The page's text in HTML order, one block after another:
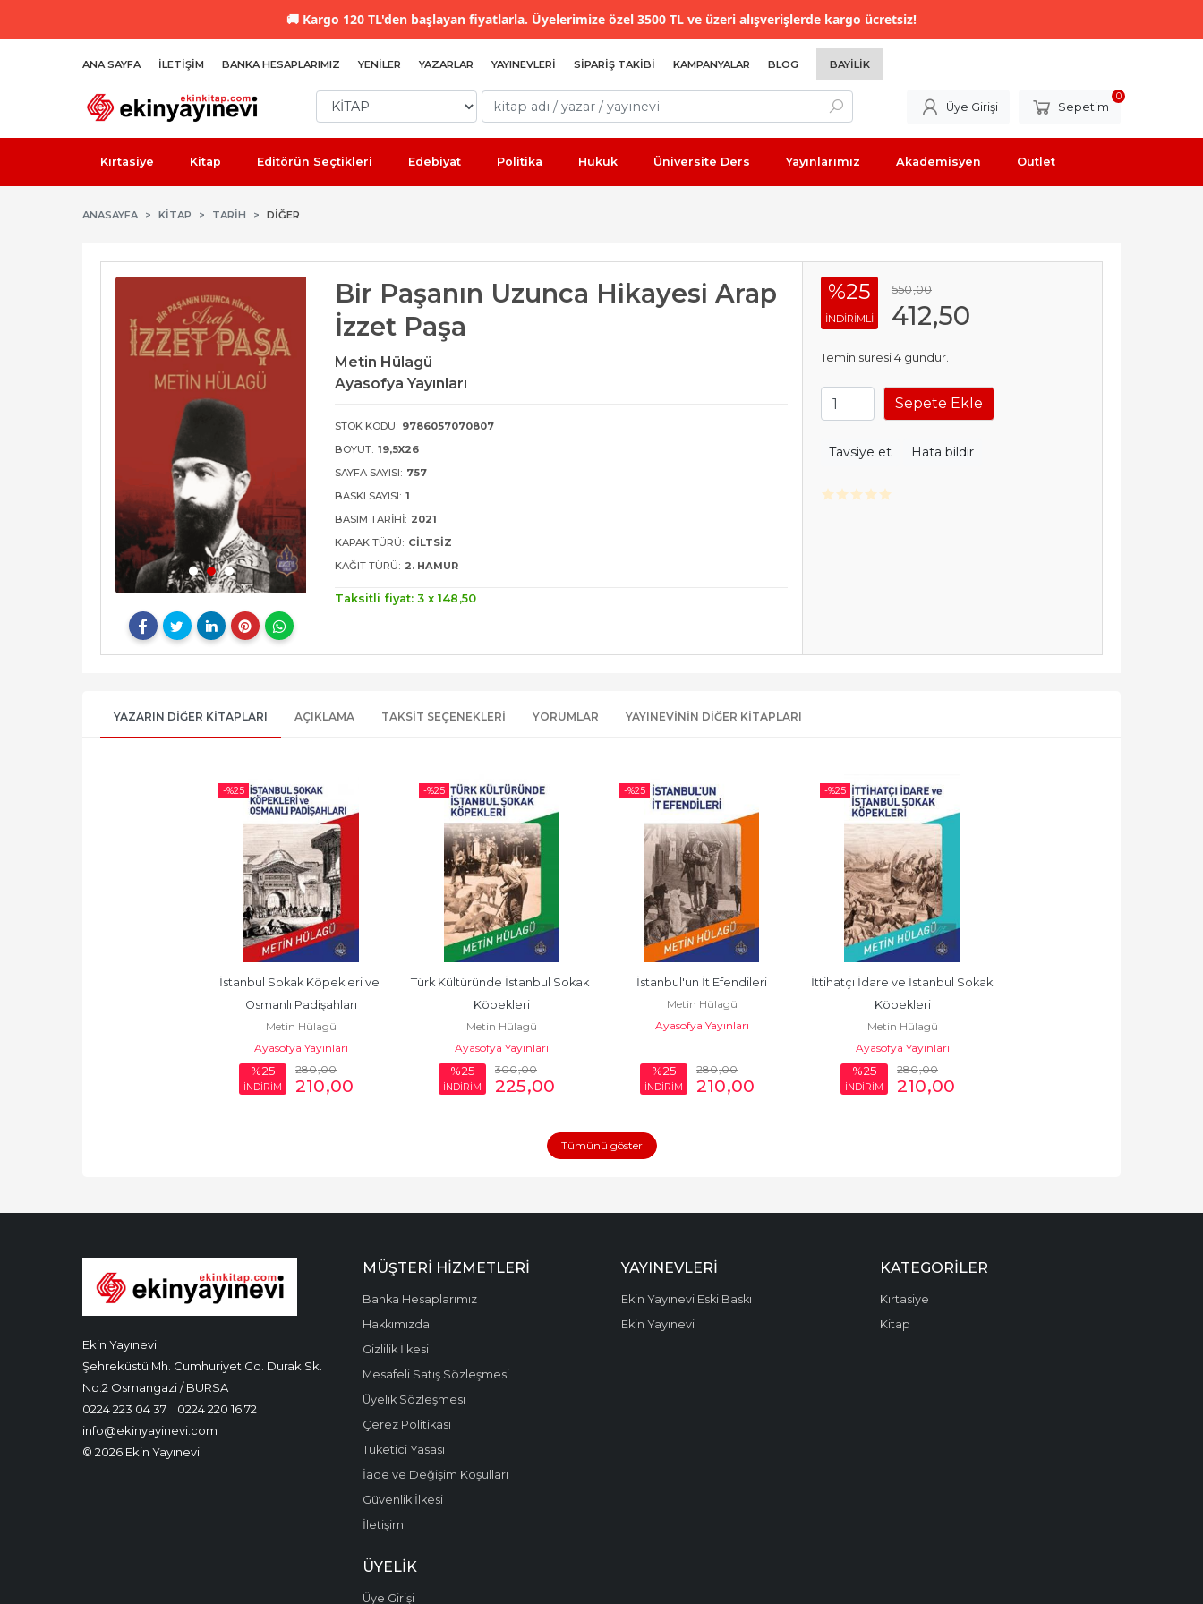
🚚 Kargo 120 TL'den başlayan fiyatlarla. Üyelerimize özel 3500 TL ve üzeri alışverişlerde kargo ücretsiz!
ANA SAYFA İLETIŞIM BANKA HESAPLARIMIZ YENILER YAZARLAR YAYINEVLERI SIPARIŞ TAKIBI KAMPANYALAR BLOG BAYILIK
Üye Girişi Sepetim
0
Kırtasiye Kitap Editörün Seçtikleri Edebiyat Politika Hukuk Üniversite Ders Yayınlarımız Akademisyen Outlet
ANASAYFA KİTAP TARIH DIĞER
Bir Paşanın Uzunca Hikayesi Arap
İzzet Paşa
Metin Hülagü
Ayasofya Yayınları
STOK KODU: 9786057070807
BOYUT: 19,5X26
SAYFA SAYISI: 757
BASKI SAYISI: 1
BASIM TARIHI: 2021
KAPAK TÜRÜ: CILTSIZ
KAĞIT TÜRÜ: 2. HAMUR
Taksitli fiyat: 3 x148 ,50
%25
INDIRIMLI
550,00
412,50
Temin süresi 4 gündür.
Sepete Ekle
Tavsiye et Hata bildir
YAZARIN DIĞER KITAPLARI AÇIKLAMA TAKSIT SEÇENEKLERI YORUMLAR YAYINEVININ DIĞER KITAPLARI
-%25
İstanbul Sokak Köpekleri ve
Osmanlı Padişahları
Metin Hülagü
Ayasofya Yayınları
%25
İNDİRİM
280,00
210,00
-%25
Türk Kültüründe İstanbul Sokak
Köpekleri
Metin Hülagü
Ayasofya Yayınları
%25
İNDİRİM
300,00
225,00
-%25
İstanbul'un İt Efendileri
Metin Hülagü
Ayasofya Yayınları
%25
İNDİRİM
280,00
210,00
-%25
İttihatçı İdare ve İstanbul Sokak
Köpekleri
Metin Hülagü
Ayasofya Yayınları
%25
İNDİRİM
280,00
210,00
Tümünü göster
Ekin Yayınevi
Şehreküstü Mh. Cumhuriyet Cd. Durak Sk.
No:2 Osmangazi / BURSA
0224 223 04 37
0224 220 16 72
info@ekinyayinevi.com
© 2026 Ekin Yayınevi
MÜŞTERI HIZMETLERI
Banka Hesaplarımız
Hakkımızda
Gizlilik İlkesi
Mesafeli Satış Sözleşmesi
Üyelik Sözleşmesi
Çerez Politikası
Tüketici Yasası
İade ve Değişim Koşulları
Güvenlik İlkesi
İletişim
YAYINEVLERI
Ekin Yayınevi Eski Baskı
Ekin Yayınevi
KATEGORILER
Kırtasiye
Kitap
ÜYELIK
Üye Girişi